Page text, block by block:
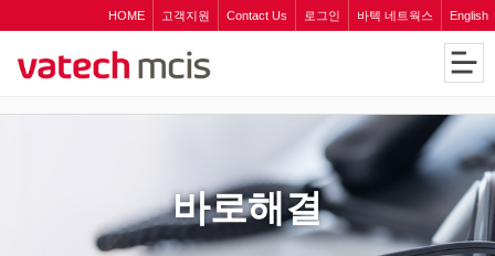
HOME 고객지원 Contact Us 로그인 바텍 네트웍스 English
바로해결